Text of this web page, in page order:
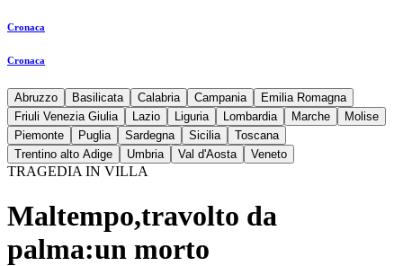
Cronaca
Cronaca
Abruzzo Basilicata Calabria Campania
Emilia Romagna
Friuli Venezia Giulia
Lazio Liguria Lombardia Marche
Molise
Piemonte
Puglia Sardegna Sicilia
Toscana
Trentino alto Adige
Umbria Val d'Aosta Veneto
TRAGEDIA IN VILLA
Maltempo,travolto da
palma:un morto